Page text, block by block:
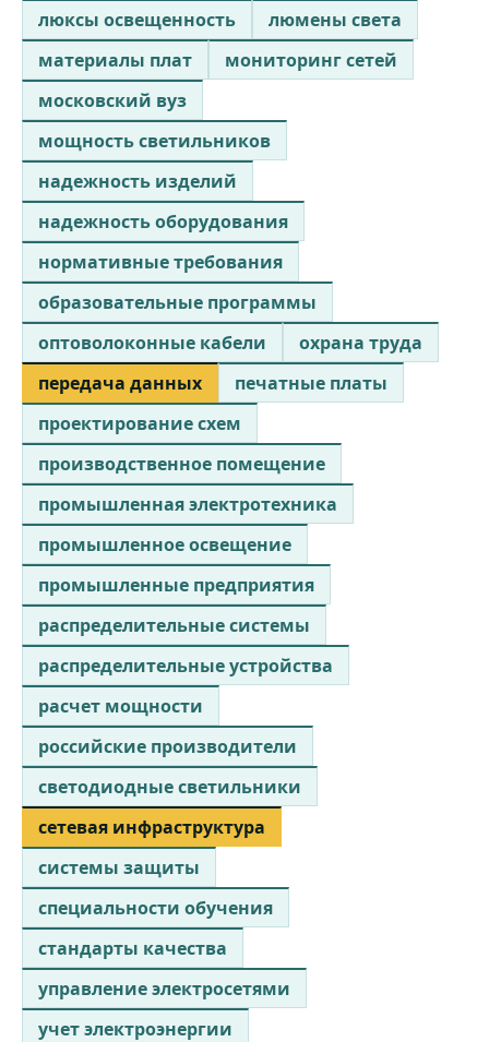
люксы освещенность
люмены света
материалы плат
мониторинг сетей
московский вуз
мощность светильников
надежность изделий
надежность оборудования
нормативные требования
образовательные программы
оптоволоконные кабели
охрана труда
передача данных
печатные платы
проектирование схем
производственное помещение
промышленная электротехника
промышленное освещение
промышленные предприятия
распределительные системы
распределительные устройства
расчет мощности
российские производители
светодиодные светильники
сетевая инфраструктура
системы защиты
специальности обучения
стандарты качества
управление электросетями
учет электроэнергии